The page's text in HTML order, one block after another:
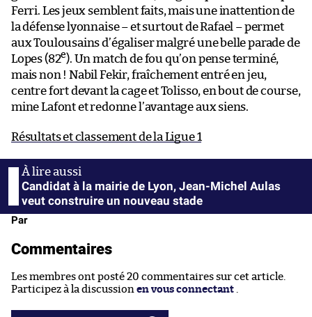
Ferri. Les jeux semblent faits, mais une inattention de
la défense lyonnaise – et surtout de Rafael – permet
aux Toulousains d’égaliser malgré une belle parade de
Lopes (82e). Un match de fou qu’on pense terminé,
mais non ! Nabil Fekir, fraîchement entré en jeu,
centre fort devant la cage et Tolisso, en bout de course,
mine Lafont et redonne l’avantage aux siens.
Résultats et classement de la Ligue 1
Candidat à la mairie de Lyon, Jean-Michel Aulas
veut construire un nouveau stade
Par
Commentaires
Les membres ont posté 20 commentaires sur cet article.
Participez à la discussion en vous connectant .